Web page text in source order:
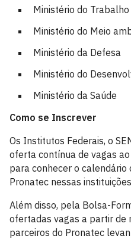
Ministério do
Ministério do Meio
Ministério da Defesa
Ministério do
Ministério da Saúde
Como se Inscrever
Os Institutos Federais, o
oferta contínua de vagas
para conhecer o
Pronatec nessas
Além disso, pela Bolsa-
ofertadas vagas a partir de
parceiros do Pronatec